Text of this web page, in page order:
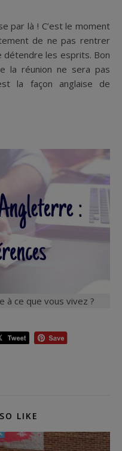
par là ! C’est le moment
de ne pas rentrer
détendre les esprits. Bon
la réunion ne sera pas
la façon anglaise de
à ce que vous vivez ?
LIKE